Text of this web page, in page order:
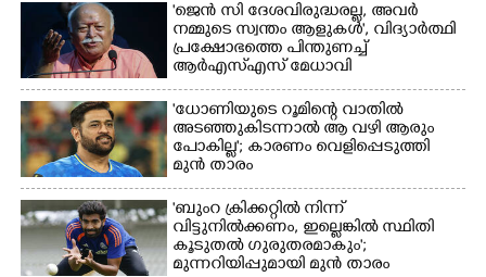
'ജെൻ സി ദേശവിരുദ്ധരല്ല, അവർ
നമ്മുടെ സ്വന്തം ആളുകൾ', വിദ്യാർത്ഥി
പ്രക്ഷോഭത്തെ പിന്തുണച്ച്
ആർഎസ്‌എസ് മേധാവി
'ധോണിയുടെ റൂമിന്റെ വാതിൽ
അടഞ്ഞുകിടന്നാൽ ആ വഴി ആരും
പോകില്ല'; കാരണം വെളിപ്പെടുത്തി
മുൻ താരം
'ബുംറ ക്രിക്കറ്റിൽ നിന്ന്
വിട്ടുനിൽക്കണം, ഇല്ലെങ്കിൽ സ്ഥിതി
കൂടുതൽ ഗുരുതരമാകും';
മുന്നറിയിപ്പുമായി മുൻ താരം